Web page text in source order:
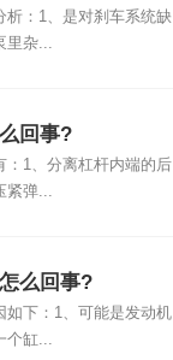
析：1、是对刹车系统缺
里杂...
回事?
：1、分离杠杆内端的后
弹...
么回事?
如下：1、可能是发动机
缸...